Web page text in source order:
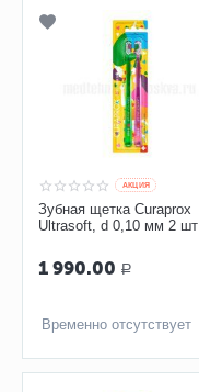
AКЦИЯ
Зубная щетка Curaprox
Ultrasoft, d 0,10 мм 2 шт
1 990.00 Р
Временно отсутствует